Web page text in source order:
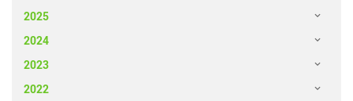
2025
2024
2023
2022